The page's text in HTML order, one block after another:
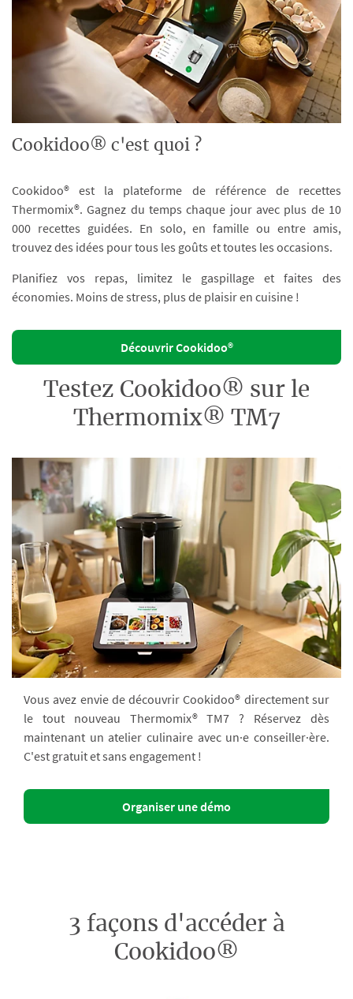
Cookidoo® c'est quoi ?
Cookidoo® est la plateforme de référence de recettes
Thermomix®. Gagnez du temps chaque jour avec plus de 10
000 recettes guidées. En solo, en famille ou entre amis,
trouvez des idées pour tous les goûts et toutes les occasions.
Planifiez vos repas, limitez le gaspillage et faites des
économies. Moins de stress, plus de plaisir en cuisine !
Découvrir Cookidoo®
Testez Cookidoo® sur le
Thermomix® TM7
Vous avez envie de découvrir Cookidoo® directement sur
le tout nouveau Thermomix® TM7 ? Réservez dès
maintenant un atelier culinaire avec un·e conseiller·ère.
C'est gratuit et sans engagement !
Organiser une démo
3 façons d'accéder à
Cookidoo®